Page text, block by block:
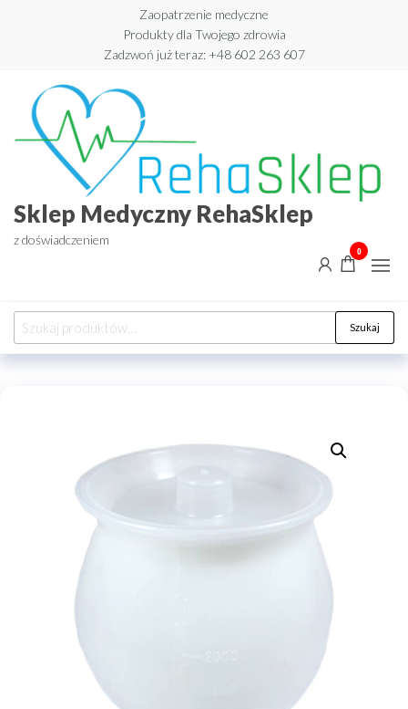
Zaopatrzenie medyczne
Produkty dla Twojego zdrowia
Zadzwoń już teraz: +48 602 263 607​
Sklep Medyczny RehaSklep
z doświadczeniem
0
Szukaj: Szukaj